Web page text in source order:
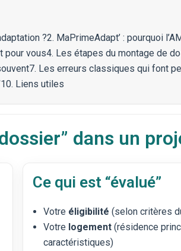
?2. MaPrimeAdapt’ : pourquoi
pour vous4. Les étapes du montage de
7. Les erreurs classiques qui font
10. Liens utiles
dans un
Ce qui est “évalué”
Votre éligibilité (selon critères
Votre logement(résidence
caractéristiques)